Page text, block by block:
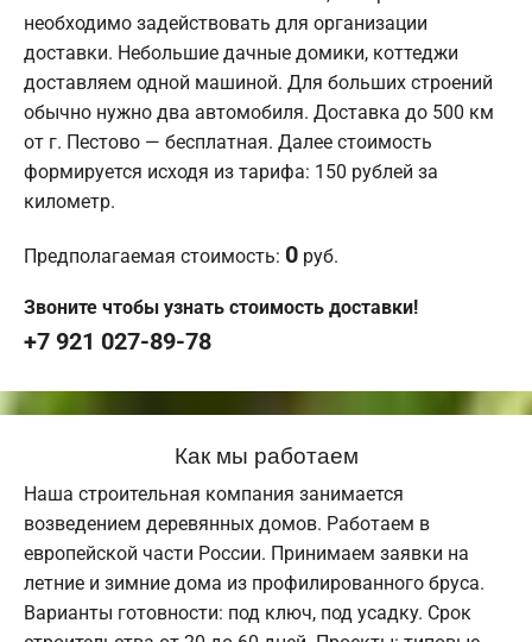
необходимо задействовать для организации
доставки. Небольшие дачные домики, коттеджи
доставляем одной машиной. Для больших строений
обычно нужно два автомобиля. Доставка до 500 км
от г. Пестово — бесплатная. Далее стоимость
формируется исходя из тарифа: 150 рублей за
километр.
Предполагаемая стоимость: 0 руб.
Звоните чтобы узнать стоимость доставки!
+7 921 027-89-78
Как мы работаем
Наша строительная компания занимается
возведением деревянных домов. Работаем в
европейской части России. Принимаем заявки на
летние и зимние дома из профилированного бруса.
Варианты готовности: под ключ, под усадку. Срок